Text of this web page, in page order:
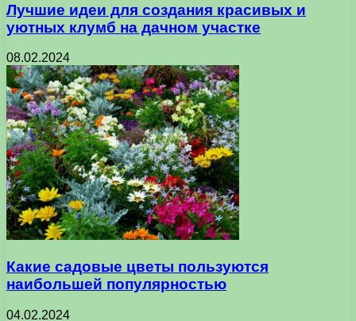
Лучшие идеи для создания красивых и
уютных клумб на дачном участке
08.02.2024
Какие садовые цветы пользуются
наибольшей популярностью
04.02.2024